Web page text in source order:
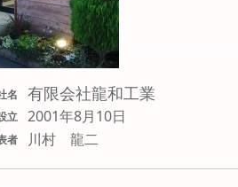
名 有限会社龍和工業
立 2001年8月10日
者 川村 龍二